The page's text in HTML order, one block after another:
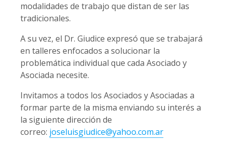
modalidades de trabajo que distan de ser las
tradicionales.
A su vez, el Dr. Giudice expresó que se trabajará
en talleres enfocados a solucionar la
problemática individual que cada Asociado y
Asociada necesite.
Invitamos a todos los Asociados y Asociadas a
formar parte de la misma enviando su interés a
la siguiente dirección de
correo: joseluisgiudice@yahoo.com.ar